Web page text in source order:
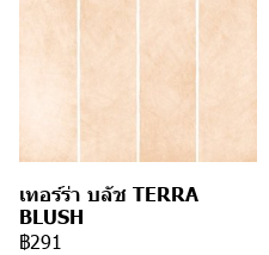
เทอร์ร่า บลัช TERRA
BLUSH
฿291